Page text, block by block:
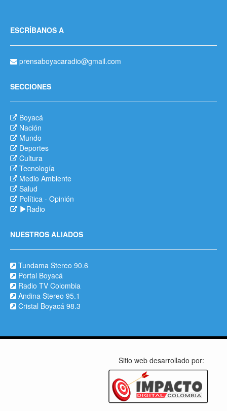
ESCRÍBANOS A
prensaboyacaradio@gmail.com
SECCIONES
Boyacá
Nación
Mundo
Deportes
Cultura
Tecnología
Medio Ambiente
Salud
Política - Opinión
Radio
NUESTROS ALIADOS
Tundama Stereo 90.6
Portal Boyacá
Radio TV Colombia
Andina Stereo 95.1
Cristal Boyacá 98.3
Sitio web desarrollado por: